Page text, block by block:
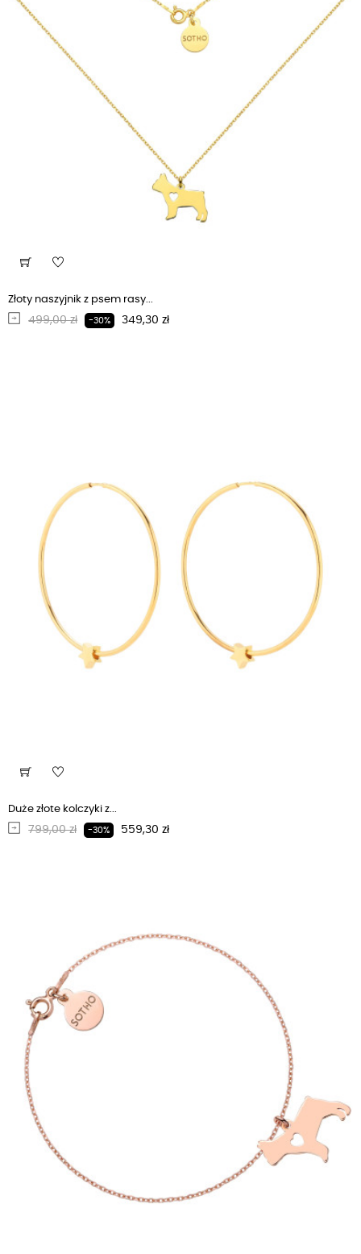
Złoty naszyjnik z psem rasy...
Regularna cena
499,00 zł -30% Cena
349,30 zł
Duże złote kolczyki z...
Regularna cena
799,00 zł -30% Cena
559,30 zł